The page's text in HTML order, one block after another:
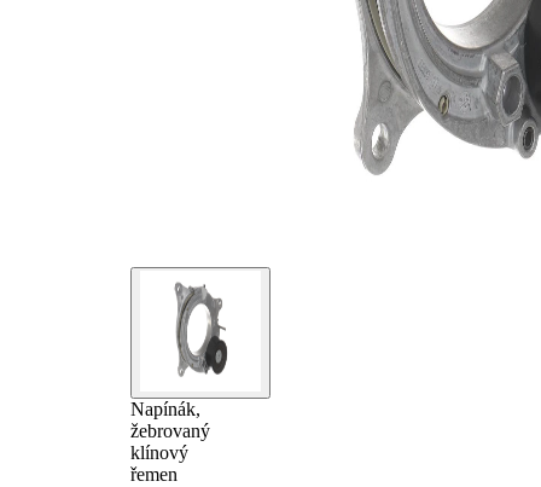
Napínák,
žebrovaný
klínový
řemen